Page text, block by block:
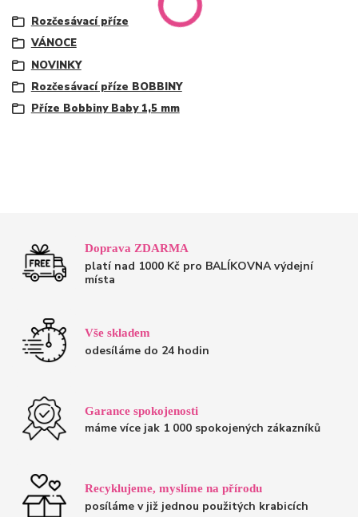
Rozčesávací příze
VÁNOCE
NOVINKY
Rozčesávací příze BOBBINY
Příze Bobbiny Baby 1,5 mm
Doprava ZDARMA
platí nad 1000 Kč pro BALÍKOVNA výdejní
místa
Vše skladem
odesíláme do 24 hodin
Garance spokojenosti
máme více jak 1 000 spokojených zákazníků
Recyklujeme, myslíme na přírodu
posíláme v již jednou použitých krabicích